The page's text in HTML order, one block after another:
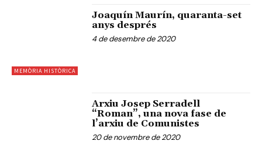
MEMÒRIA HISTÒRICA
Joaquín Maurín, quaranta-set
anys després
4 de desembre de 2020
Arxiu Josep Serradell
“Roman”, una nova fase de
l’arxiu de Comunistes
20 de novembre de 2020